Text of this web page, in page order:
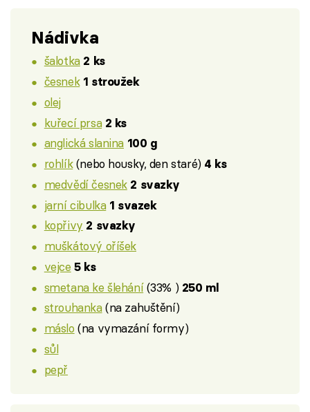
Nádivka
šalotka 2 ks
česnek 1 stroužek
olej
kuřecí prsa 2 ks
anglická slanina 100 g
rohlík(nebo housky, den staré) 4 ks
medvědí česnek 2 svazky
jarní cibulka 1 svazek
kopřivy 2 svazky
muškátový oříšek
vejce 5 ks
smetana ke šlehání(33% ) 250 ml
strouhanka(na zahuštění)
máslo (na vymazání formy)
sůl
pepř